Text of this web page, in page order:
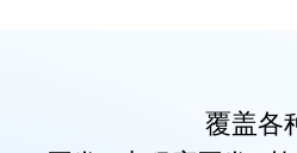
覆盖各